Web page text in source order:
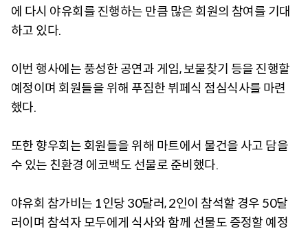
에 다시 야유회를 진행하는 만큼 많은 회원의 참여를 기대
하고 있다.
이번 행사에는 풍성한 공연과 게임, 보물찾기 등을 진행할
예정이며 회원들을 위해 푸짐한 뷔페식 점심식사를 마련
했다.
또한 향우회는 회원들을 위해 마트에서 물건을 사고 담을
수 있는 친환경 에코백도 선물로 준비했다.
야유회 참가비는 1인당 30달러, 2인이 참석할 경우 50달
러이며 참석자 모두에게 식사와 함께 선물도 증정할 예정